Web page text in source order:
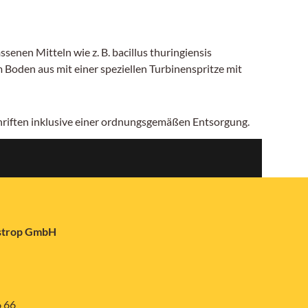
Mitteln wie z. B. bacillus thuringiensis
aus mit einer speziellen Turbinenspritze mit
inklusive einer ordnungsgemäßen Entsorgung.
GmbH
66